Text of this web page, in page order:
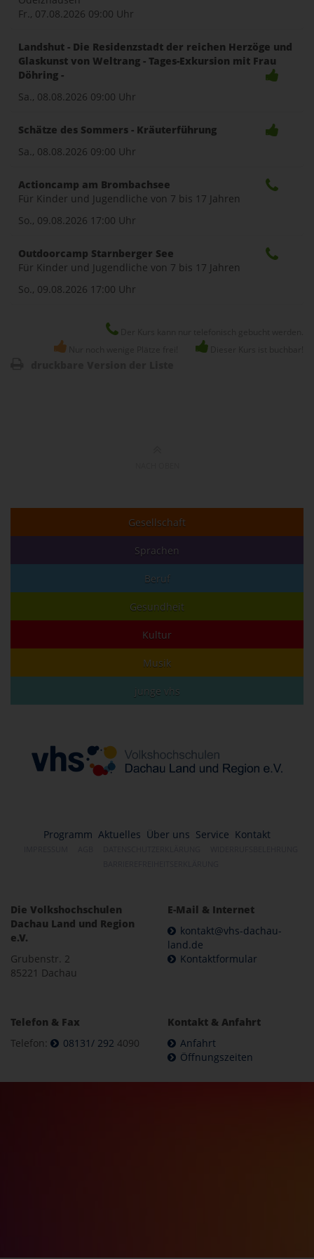
Fr., 07.08.2026 09:00 Uhr
Landshut - Die Residenzstadt der reichen Herzöge und
Glaskunst von Weltrang - Tages-Exkursion mit Frau
Döhring -
Sa., 08.08.2026 09:00 Uhr
Schätze des Sommers - Kräuterführung
Sa., 08.08.2026 09:00 Uhr
Actioncamp am Brombachsee
Für Kinder und Jugendliche von 7 bis 17 Jahren
So., 09.08.2026 17:00 Uhr
Outdoorcamp Starnberger See
Für Kinder und Jugendliche von 7 bis 17 Jahren
So., 09.08.2026 17:00 Uhr
Gesellschaft
Sprachen
Beruf
Gesundheit
Kultur
Musik
junge vhs
Programm Aktuelles Über uns Service Kontakt
Die Volkshochschulen
Dachau Land und Region
e.V.
Grubenstr. 2
85221 Dachau
E-Mail & Internet
kontakt@vhs-dachau-
land.de
Kontaktformular
Telefon & Fax
Telefon:
08131/ 292 4090
Kontakt & Anfahrt
Anfahrt
Öffnungszeiten